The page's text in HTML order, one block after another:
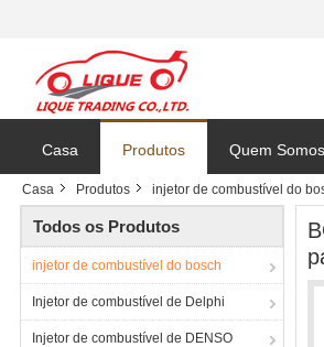
Casa Produtos Quem Somos
Casa Produtos injetor de combustível do
Todos os Produtos
injetor de combustível do bosch
Injetor de combustível de Delphi
Injetor de combustível de DENSO